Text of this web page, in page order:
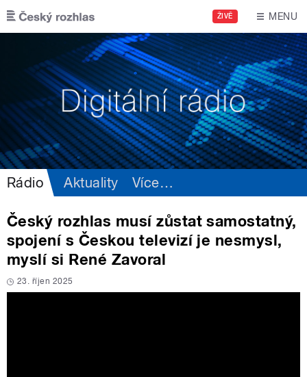
Přejít k hlavnímu obsahu
ŽIVĚ MENU
Rádio Aktuality Více…
Český rozhlas musí zůstat samostatný,
spojení s Českou televizí je nesmysl,
myslí si René Zavoral
23. říjen 2025